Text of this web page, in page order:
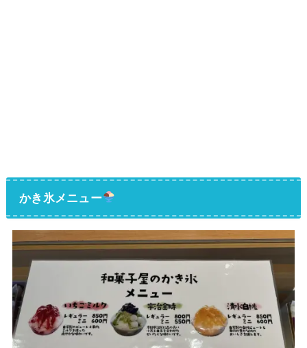
かき氷メニュー